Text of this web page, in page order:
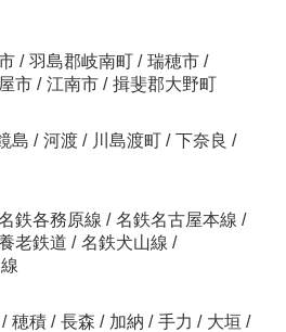
/ 羽島郡岐南町 / 瑞穂市 /
市 / 江南市 / 揖斐郡大野町
島 / 河渡 / 川島渡町 / 下奈良 /
鉄各務原線 / 名鉄名古屋本線 /
老鉄道 / 名鉄犬山線 /
/ 穂積 / 長森 / 加納 / 手力 / 大垣 /